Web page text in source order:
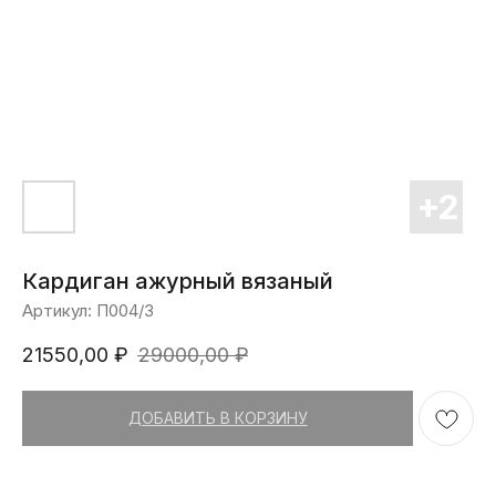
Кардиган ажурный вязаный
Артикул: П004/3
21550,00 ₽ 29000,00 ₽
ДОБАВИТЬ В КОРЗИНУ